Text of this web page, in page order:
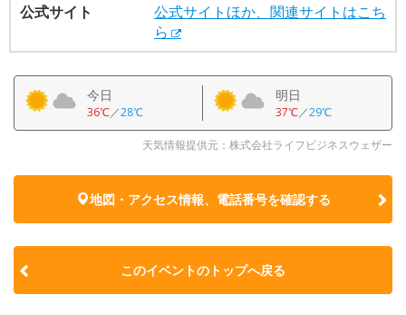
公式サイト
公式サイトほか、関連サイトはこち
ら
今日
36℃／28℃
明日
37℃／29℃
天気情報提供元：株式会社ライフビジネスウェザー
地図・アクセス情報、電話番号を確認する
このイベントのトップへ戻る